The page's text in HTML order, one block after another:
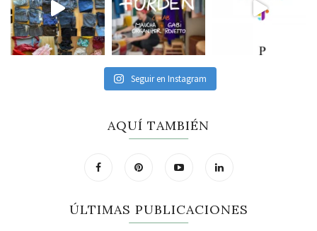
Seguir en Instagram
AQUÍ TAMBIÉN
ÚLTIMAS PUBLICACIONES